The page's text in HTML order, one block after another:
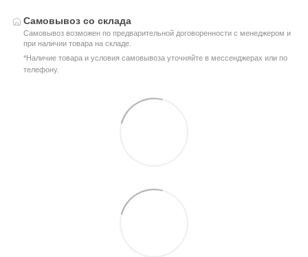
Самовывоз со склада
Самовывоз возможен по предварительной договоренности с менеджером и
при наличии товара на складе.
*Наличие товара и условия самовывоза уточняйте в мессенджерах или по
телефону.